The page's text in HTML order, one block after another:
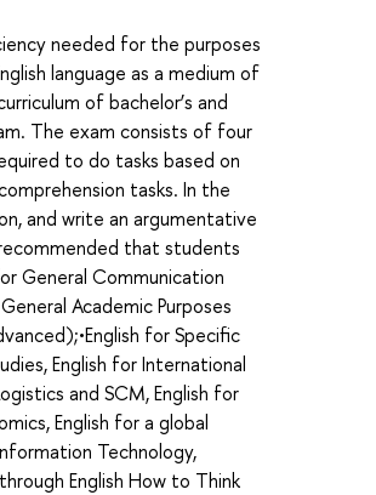
needed for the purposes
language as a medium of
of bachelor’s and
The exam consists of four
to do tasks based on
tasks. In the
and write an argumentative
that students
General Communication
Academic Purposes
for Specific
English for International
and SCM, English for
English for a global
Technology,
English How to Think